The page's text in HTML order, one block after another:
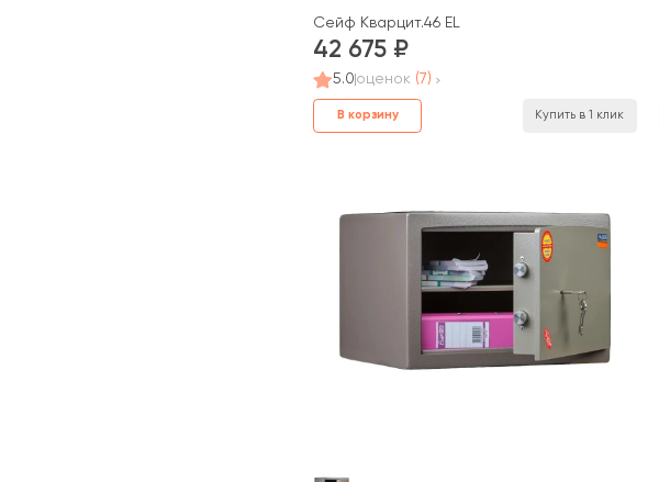
Сейф Кварцит.46 EL
42 675
5.0 оценок (7)
В корзину Купить в 1 клик